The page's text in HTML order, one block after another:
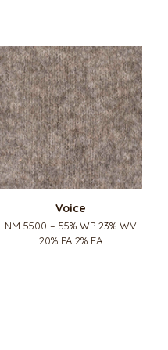
Voice
NM 5500 – 55% WP 23% WV
20% PA 2% EA